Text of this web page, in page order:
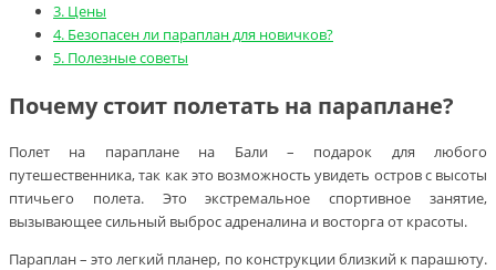
3. Цены
4. Безопасен ли параплан для новичков?
5. Полезные советы
Почему стоит полетать на параплане?
Полет на параплане на Бали – подарок для любого
путешественника, так как это возможность увидеть остров с высоты
птичьего полета. Это экстремальное спортивное занятие,
вызывающее сильный выброс адреналина и восторга от красоты.
Параплан – это легкий планер, по конструкции близкий к парашюту.